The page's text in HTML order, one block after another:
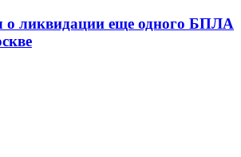
о ликвидации еще одного БПЛА